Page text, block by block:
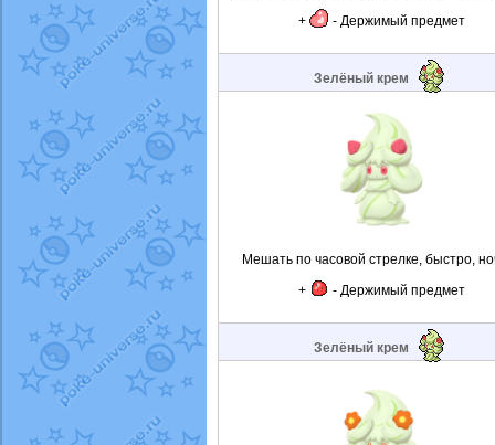
+
- Держимый предмет
Зелёный крем
Мешать по часовой стрелке, быстро,
+
- Держимый предмет
Зелёный крем